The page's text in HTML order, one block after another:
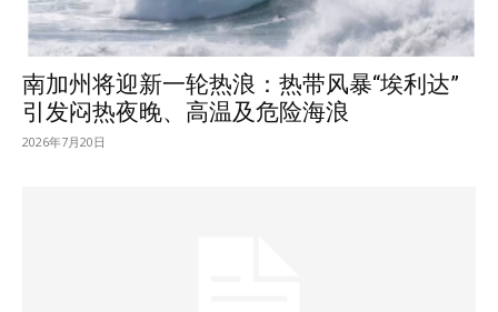
南加州将迎新一轮热浪：热带风暴“埃利达”
引发闷热夜晚、高温及危险海浪
2026年7月20日